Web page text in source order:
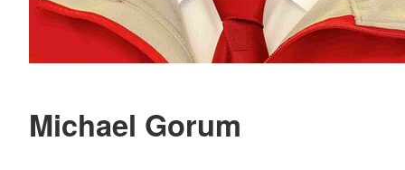
Michael Gorum